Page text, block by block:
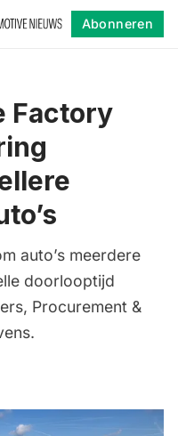
Abonneren
Factory
auto’s meerdere
doorlooptijd
Procurement &